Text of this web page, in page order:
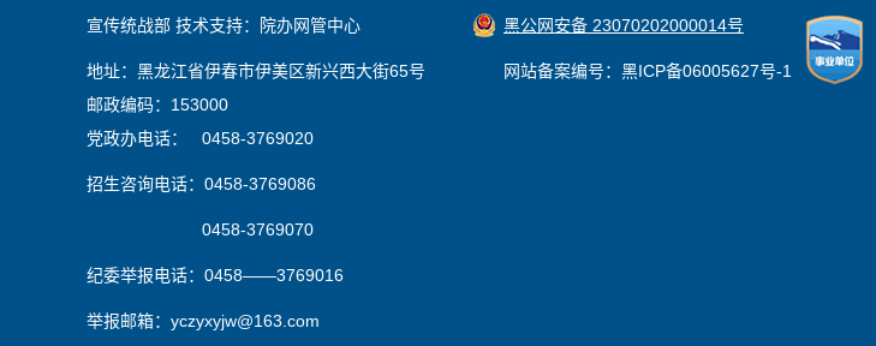
宣传统战部 技术支持：院办网管中心
地址：黑龙江省伊春市伊美区新兴西大街65号
邮政编码：153000
党政办电话： 0458-3769020
招生咨询电话：0458-3769086
0458-3769070
纪委举报电话：0458——3769016
举报邮箱：yczyxyjw@163.com
黑公网安备 23070202000014号
网站备案编号：黑ICP备06005627号-1